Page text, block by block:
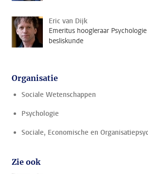
Eric van Dijk
Emeritus hoogleraar
besliskunde
Organisatie
Sociale Wetenschappen
Psychologie
Sociale, Economische en
Zie ook